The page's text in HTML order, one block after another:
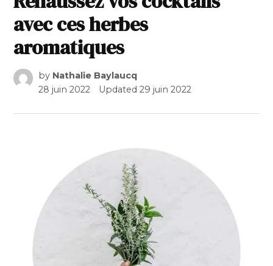
avec ces herbes
aromatiques
by Nathalie Baylaucq
28 juin 2022
Updated29 juin 2022